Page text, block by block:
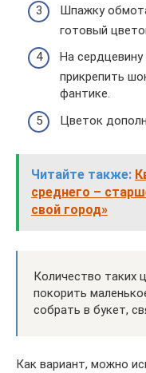
Шпажку
готовый
На
прикрепить
фантике.
Цветок
Читайте также:
среднего –
свой город»
Количество таких
покорить
собрать в букет,
Как вариант, можно